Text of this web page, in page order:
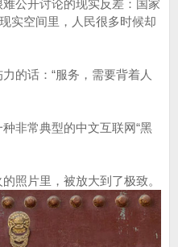
公开讨论的现实反差：国家
实空间里，人民很多时候却
的话：“服务，需要背着人
非常典型的中文互联网“黑
照片里，被放大到了极致。